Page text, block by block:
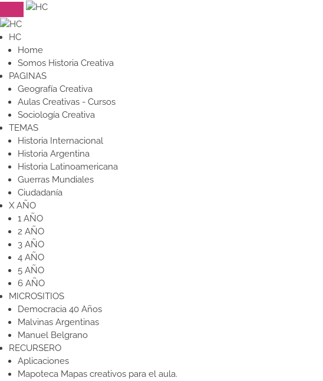
HC
Home
Somos Historia Creativa
PAGINAS
Geografía Creativa
Aulas Creativas - Cursos
Sociología Creativa
TEMAS
Historia Internacional
Historia Argentina
Historia Latinoamericana
Guerras Mundiales
Ciudadanía
X AÑO
1 AÑO
2 AÑO
3 AÑO
4 AÑO
5 AÑO
6 AÑO
MICROSITIOS
Democracia 40 Años
Malvinas Argentinas
Manuel Belgrano
RECURSERO
Aplicaciones
Mapoteca Mapas creativos para el aula.